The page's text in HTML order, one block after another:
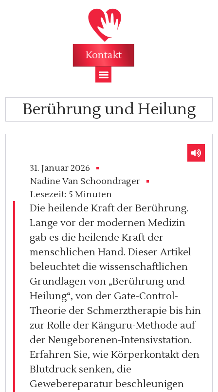
Kontakt
Berührung und Heilung
31. Januar 2026
Nadine Van Schoondrager
Lesezeit: 5 Minuten
Die heilende Kraft der Berührung.
Lange vor der modernen Medizin
gab es die heilende Kraft der
menschlichen Hand. Dieser Artikel
beleuchtet die wissenschaftlichen
Grundlagen von „Berührung und
Heilung“, von der Gate-Control-
Theorie der Schmerztherapie bis hin
zur Rolle der Känguru-Methode auf
der Neugeborenen-Intensivstation.
Erfahren Sie, wie Körperkontakt den
Blutdruck senken, die
Gewebereparatur beschleunigen